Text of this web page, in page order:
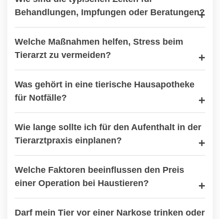
Behandlungen, Impfungen oder Beratungen?
Welche Maßnahmen helfen, Stress beim
Tierarzt zu vermeiden?
Was gehört in eine tierische Hausapotheke
für Notfälle?
Wie lange sollte ich für den Aufenthalt in der
Tierarztpraxis einplanen?
Welche Faktoren beeinflussen den Preis
einer Operation bei Haustieren?
Darf mein Tier vor einer Narkose trinken oder